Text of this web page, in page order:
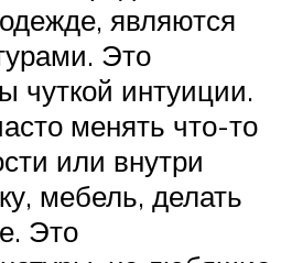
являются
Это
чуткой интуиции.
менять что-то
или внутри
мебель, делать
Это